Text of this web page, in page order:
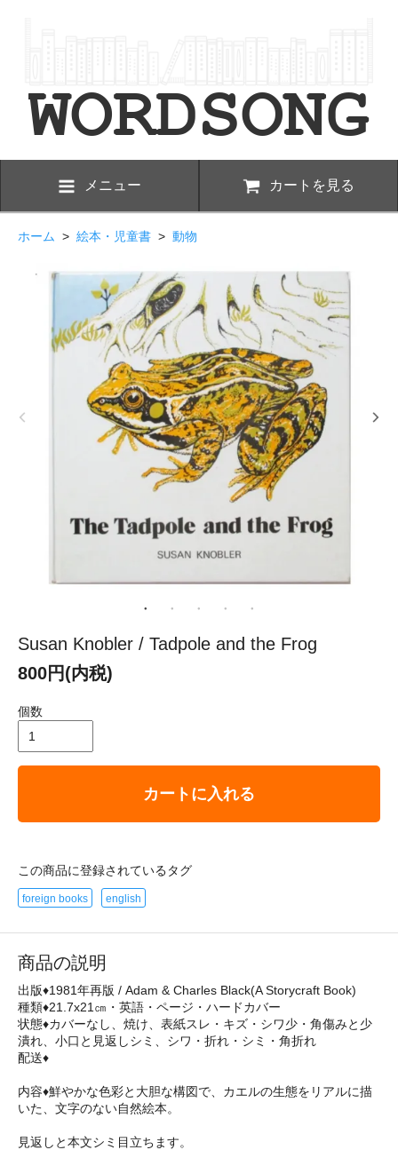
メニュー カートを見る
ホーム > 絵本・児童書 > 動物
Susan Knobler / Tadpole and the Frog
800円(内税)
個数
カートに入れる
この商品に登録されているタグ
foreign books english
商品の説明
出版♦1981年再版 / Adam & Charles Black(A Storycraft Book)
種類♦21.7x21㎝・英語・ページ・ハードカバー
状態♦カバーなし、焼け、表紙スレ・キズ・シワ少・角傷みと少
潰れ、小口と見返しシミ、シワ・折れ・シミ・角折れ
配送♦
内容♦鮮やかな色彩と大胆な構図で、カエルの生態をリアルに描
いた、文字のない自然絵本。
見返しと本文シミ目立ちます。